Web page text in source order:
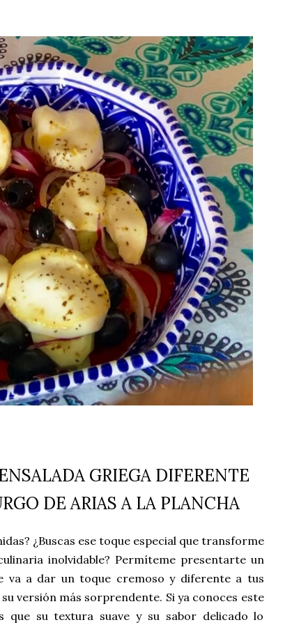
natural. Es el sustituto perfecto a los frutos se...
GRIEGA DIFERENTE
DE ARIAS A LA PLANCHA
¿Buscas ese toque especial que transforme
inolvidable? Permíteme presentarte un
va a dar un toque cremoso y diferente a tus
versión más sorprendente. Si ya conoces este
que su textura suave y su sabor delicado lo